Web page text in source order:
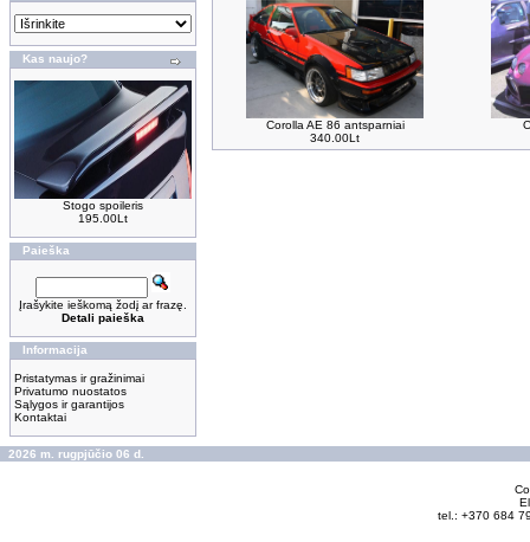
Kas naujo?
Stogo spoileris
195.00Lt
Paieška
Įrašykite ieškomą žodį ar frazę.
Detali paieška
Informacija
Pristatymas ir gražinimai
Privatumo nuostatos
Sąlygos ir garantijos
Kontaktai
Corolla AE 86 antsparniai
340.00Lt
2026 m. rugpjūčio 06 d.
tel.: +370 684